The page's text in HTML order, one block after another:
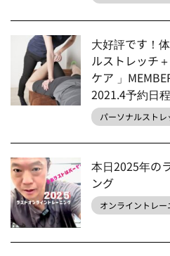
大好評です！
ルストレッチ
ケア 」
2021.4予約日程
パーソナルストレ
本日2025年の
ング
オンライントレー